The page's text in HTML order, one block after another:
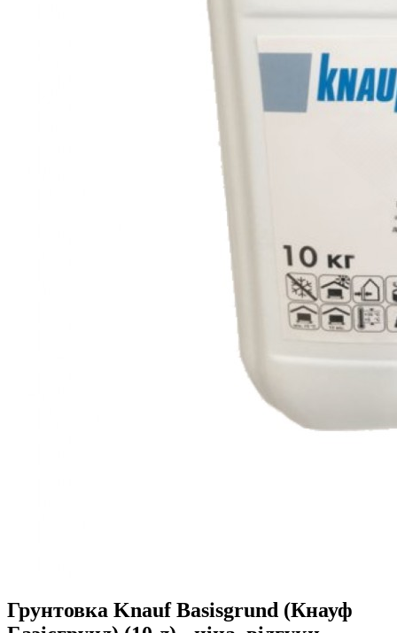
Грунтовка Knauf Basisgrund (Кнауф